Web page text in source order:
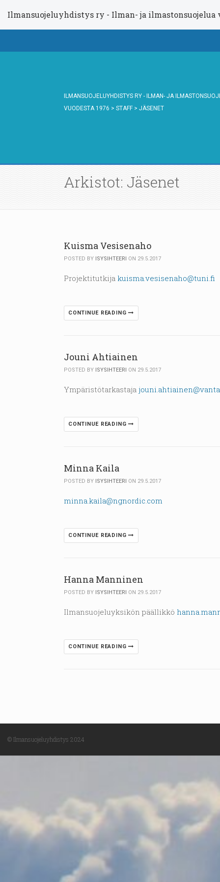
Ilmansuojeluyhdistys ry - Ilman- ja ilmastonsuojelua
ILMANSUOJELUYHDISTYS RY - ILMAN- JA
VUODESTA 1976 > STAFF> JÄSENET
Arkistot: Jäsenet
Kuisma Vesisenaho
POSTED BY ISYSIHTEERI ON 29.5.2017
Projektitutkija kuisma.vesisenaho@tuni.fi
CONTINUE READING
Jouni Ahtiainen
POSTED BY ISYSIHTEERI ON 29.5.2017
Ympäristötarkastaja
CONTINUE READING
Minna Kaila
POSTED BY ISYSIHTEERI ON 29.5.2017
minna.kaila@ngnordic.com
CONTINUE READING
Hanna Manninen
POSTED BY ISYSIHTEERI ON 29.5.2017
Ilmansuojeluyksikön päällikkö
CONTINUE READING
© Ilmansuojeluyhdistys 2024